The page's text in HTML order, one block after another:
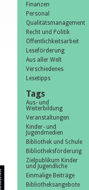
Finanzen
Personal
Qualitätsmanagement
Recht und Politik
Öffentlichkeitsarbeit
Leseförderung
Aus aller Welt
Verschiedenes
Lesetipps
Tags
Aus- und
Weiterbildung
Veranstaltungen
Kinder- und
Jugendmedien
Bibliothek und Schule
Bibliotheksförderung
Zielpublikum Kinder
und Jugendliche
Einmalige Beiträge
Bibliotheksangebote